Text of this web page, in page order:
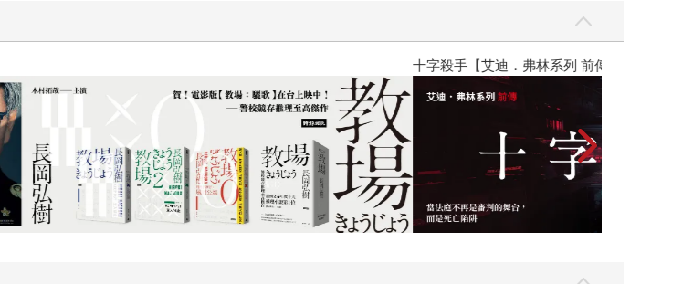
亡。謊言的棋局瞬間翻轉，她必須在步步陷阱中找出真相，否則不只是身分崩毀，更可能賠
，更在於女主角的多層次塑造——她聰明、機敏、會算計，卻也有脆弱與真情的一面，讓讀
少見、全公司上下同時讀到愛不釋手的小說，從總編、行銷到業務主管都迫不及待推動出版
讚它「劇情精巧、節奏疾速、娛樂性與商業潛力兼備」，並認為它將吸引《安眠書店》讀者
說，結構縝密、轉折聰巧，從第一頁就緊緊攫住讀者，直到最後一刻才放手。這是一場關於
讀體驗。對喜愛懸疑推理、情節翻轉與強烈角色魅力的讀者而言，這將是一場不容錯過的驚
世界上最透明